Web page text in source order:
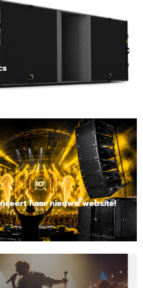
haar nieuwe website!
nieuwsbericht